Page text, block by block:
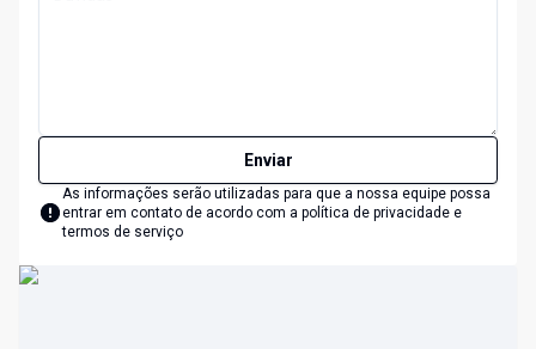
Enviar
As informações serão utilizadas para que a nossa equipe possa
entrar em contato de acordo com a política de privacidade e
termos de serviço